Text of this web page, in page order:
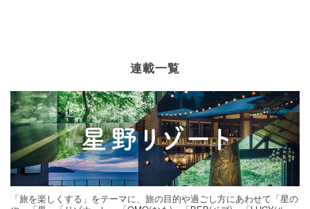
連載一覧
「旅を楽しくする」をテーマに、旅の目的や過ごし方にあわせて「星の